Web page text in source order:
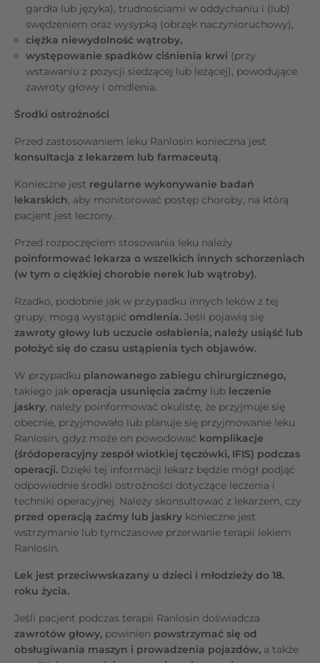
gardła lub języka), trudnościami w oddychaniu i (lub)
swędzeniem oraz wysypką (obrzęk naczynioruchowy),
ciężka niewydolność wątroby,
występowanie spadków ciśnienia krwi (przy
wstawaniu z pozycji siedzącej lub leżącej), powodujące
zawroty głowy i omdlenia.
Środki ostrożności
Przed zastosowaniem leku Ranlosin konieczna jest
konsultacja z lekarzem lub farmaceutą.
Konieczne jest regularne wykonywanie badań
lekarskich, aby monitorować postęp choroby, na którą
pacjent jest leczony.
Przed rozpoczęciem stosowania leku należy
poinformować lekarza o wszelkich innych schorzeniach
(w tym o ciężkiej chorobie nerek lub wątroby).
Rzadko, podobnie jak w przypadku innych leków z tej
grupy, mogą wystąpić omdlenia. Jeśli pojawią się
zawroty głowy lub uczucie osłabienia, należy usiąść lub
położyć się do czasu ustąpienia tych objawów.
W przypadku planowanego zabiegu chirurgicznego,
takiego jak operacja usunięcia zaćmy lub leczenie
jaskry, należy poinformować okulistę, że przyjmuje się
obecnie, przyjmowało lub planuje się przyjmowanie leku
Ranlosin, gdyż może on powodować komplikacje
(śródoperacyjny zespół wiotkiej tęczówki, IFIS) podczas
operacji. Dzięki tej informacji lekarz będzie mógł podjąć
odpowiednie środki ostrożności dotyczące leczenia i
techniki operacyjnej. Należy skonsultować z lekarzem, czy
przed operacją zaćmy lub jaskry konieczne jest
wstrzymanie lub tymczasowe przerwanie terapii lekiem
Ranlosin.
Lek jest przeciwwskazany u dzieci i młodzieży do 18.
roku życia.
Jeśli pacjent podczas terapii Ranlosin doświadcza
zawrotów głowy, powinien powstrzymać się od
obsługiwania maszyn i prowadzenia pojazdów, a także